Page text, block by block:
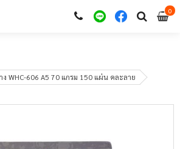
00
WHC-606 A5 70 แกรม 150 แผ่น คละลาย